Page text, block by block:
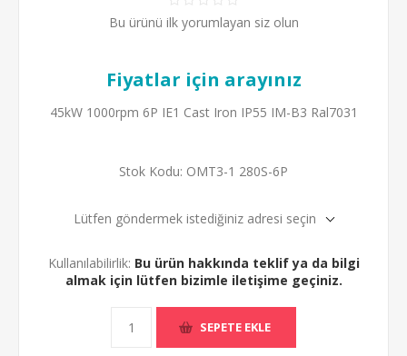
Bu ürünü ilk yorumlayan siz olun
Fiyatlar için arayınız
45kW 1000rpm 6P IE1 Cast Iron IP55 IM-B3 Ral7031
Stok Kodu: OMT3-1 280S-6P
Lütfen göndermek istediğiniz adresi seçin
Kullanılabilirlik: Bu ürün hakkında teklif ya da bilgi
almak için lütfen bizimle iletişime geçiniz.